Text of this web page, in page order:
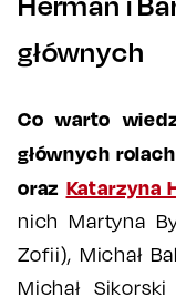
głównych
Co warto
głównych
oraz Katarzyna
nich Martyna
Zofii), Michał
Michał